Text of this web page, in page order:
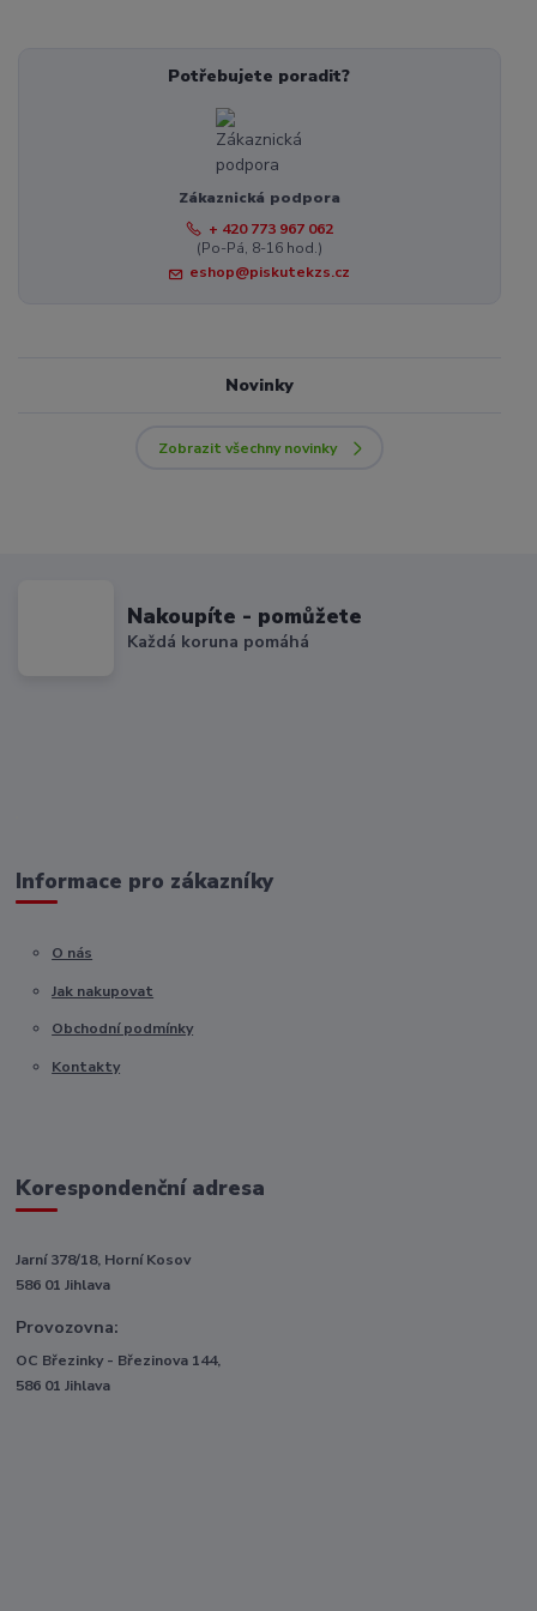
Potřebujete poradit?
Zákaznická podpora
+ 420 773 967 062
(Po-Pá, 8-16 hod.)
eshop@piskutekzs.cz
Novinky
Zobrazit všechny novinky
Nakoupíte - pomůžete
Každá koruna pomáhá
Informace pro zákazníky
O nás
Jak nakupovat
Obchodní podmínky
Kontakty
Korespondenční adresa
Jarní 378/18, Horní Kosov
586 01 Jihlava
Provozovna:
OC Březinky - Březinova 144,
586 01 Jihlava